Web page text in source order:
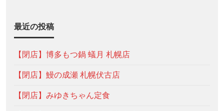
最近の投稿
【閉店】博多もつ鍋 蟻月 札幌店
【閉店】鰻の成瀬 札幌伏古店
【閉店】みゆきちゃん定食